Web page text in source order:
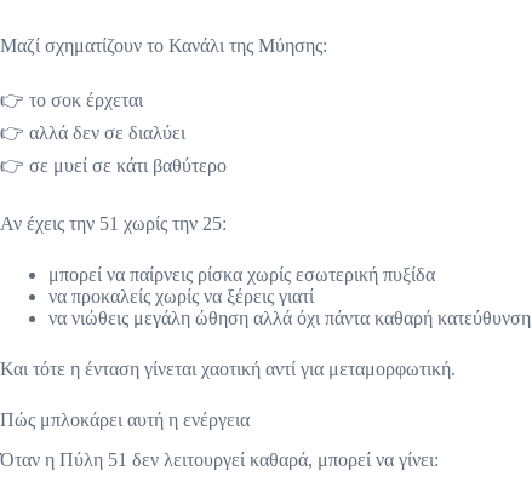
Μαζί σχηματίζουν το Κανάλι της Μύησης:
👉 το σοκ έρχεται
👉 αλλά δεν σε διαλύει
👉 σε μυεί σε κάτι βαθύτερο
Αν έχεις την 51 χωρίς την 25:
μπορεί να παίρνεις ρίσκα χωρίς εσωτερική πυξίδα
να προκαλείς χωρίς να ξέρεις γιατί
να νιώθεις μεγάλη ώθηση αλλά όχι πάντα καθαρή κατεύθυνση
Και τότε η ένταση γίνεται χαοτική αντί για μεταμορφωτική.
Πώς μπλοκάρει αυτή η ενέργεια
Όταν η Πύλη 51 δεν λειτουργεί καθαρά, μπορεί να γίνει: